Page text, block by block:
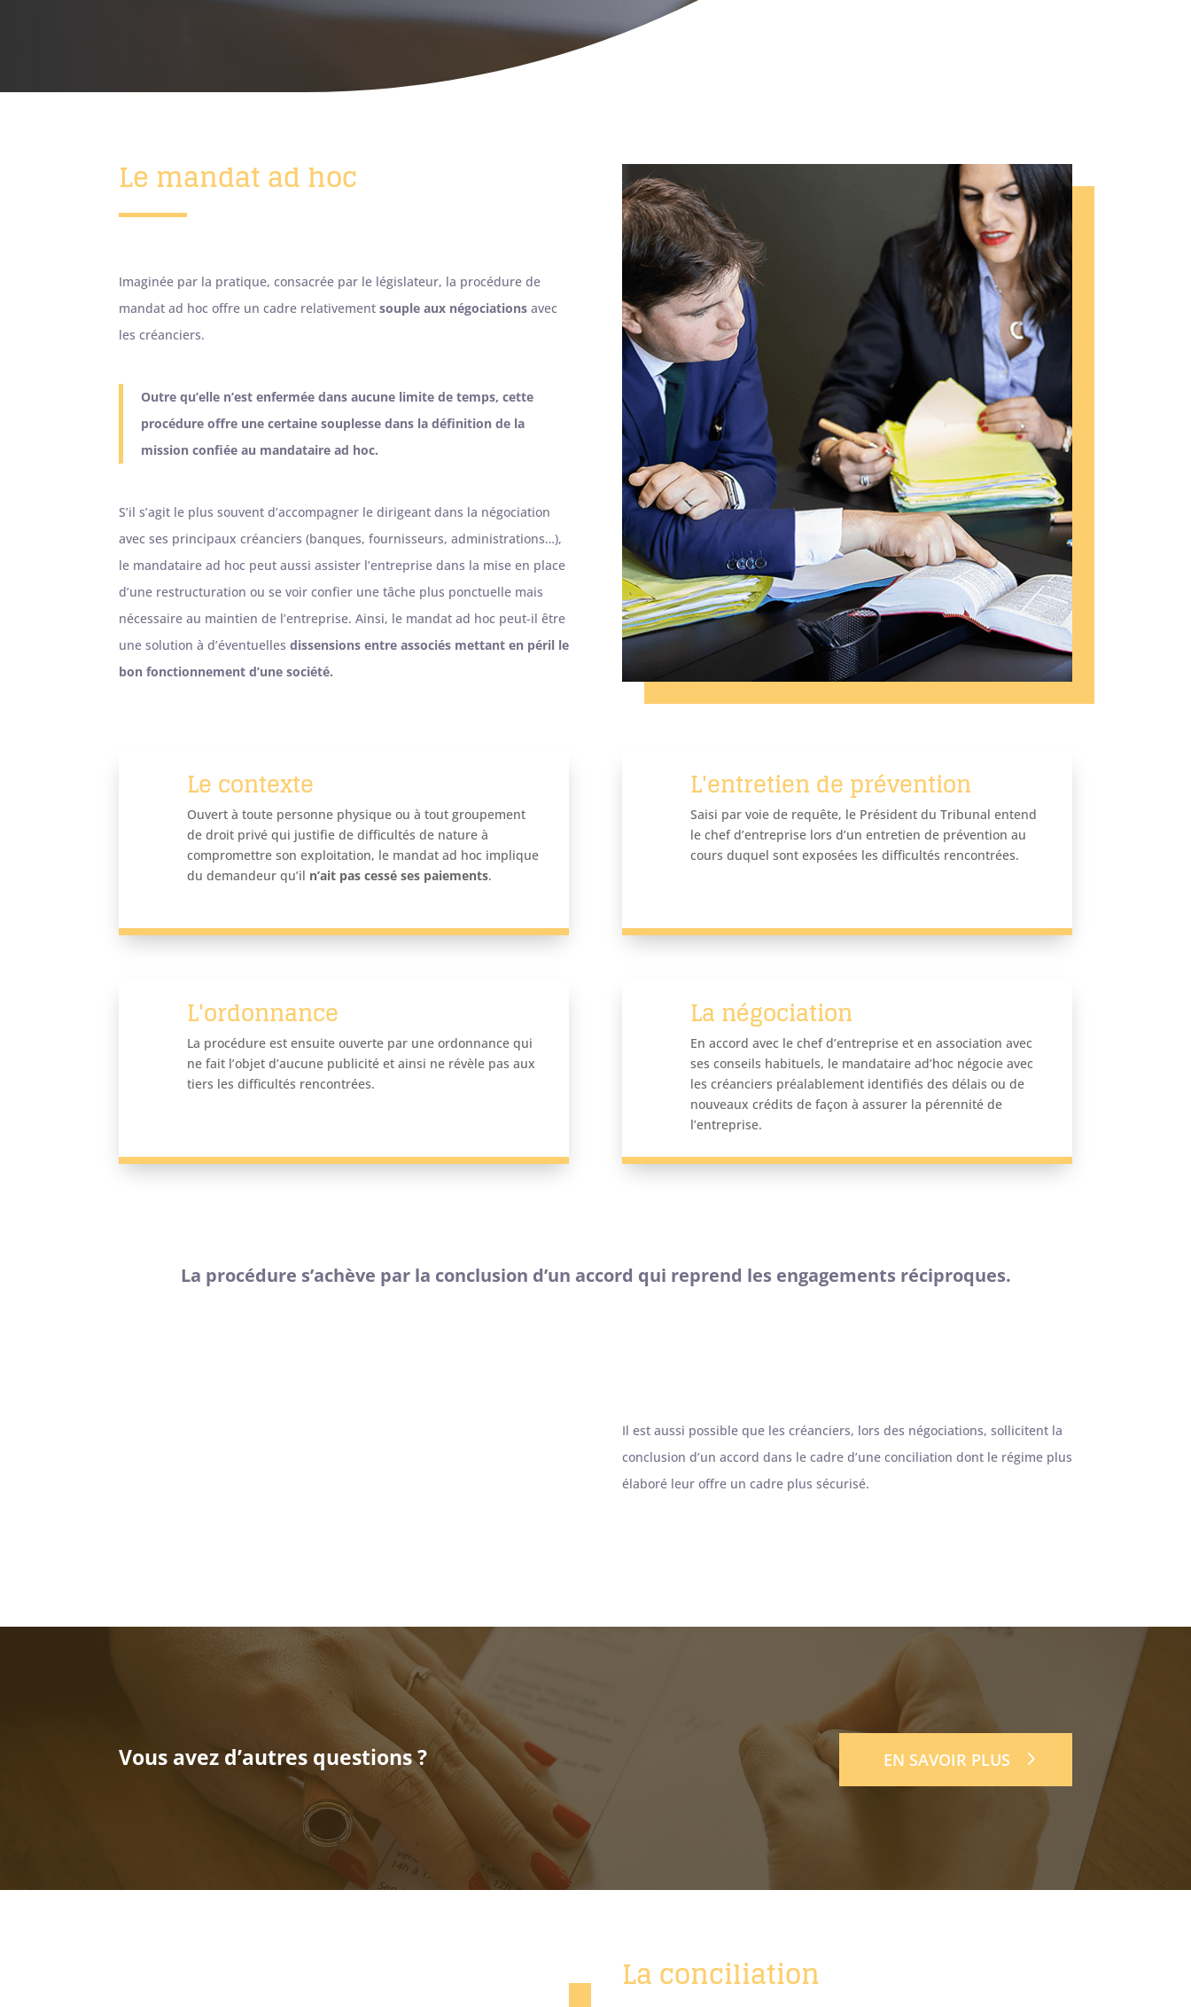
Le mandat ad hoc
Imaginée par la pratique, consacrée par le législateur, la procédure de
mandat ad hoc offre un cadre relativementsouple aux négociations avec
les créanciers.
Outre qu’elle n’est enfermée dans aucune limite de temps, cette
procédure offre une certaine souplesse dans la définition de la
mission confiée au mandataire ad hoc.
S’il s’agit le plus souvent d’accompagner le dirigeant dans la négociation
avec ses principaux créanciers (banques, fournisseurs, administrations…),
le mandataire ad hoc peut aussi assister l’entreprise dans la mise en place
d’une restructuration ou se voir confier une tâche plus ponctuelle mais
nécessaire au maintien de l’entreprise. Ainsi, le mandat ad hoc peut-il être
une solution à d’éventuellesdissensions entre associés mettant en péril le
bon fonctionnement d’une société.
Le contexte
Ouvert à toute personne physique ou à tout groupement
de droit privé qui justifie de difficultés de nature à
compromettre son exploitation, le mandat ad hoc implique
du demandeur qu’il n’ait pas cessé ses paiements.
L'ordonnance
La procédure est ensuite ouverte par une ordonnance qui
ne fait l’objet d’aucune publicité et ainsi ne révèle pas aux
tiers les difficultés rencontrées.
L'entretien de prévention
Saisi par voie de requête, le Président du Tribunal entend
le chef d’entreprise lors d’un entretien de prévention au
cours duquel sont exposées les difficultés rencontrées.
La négociation
En accord avec le chef d’entreprise et en association avec
ses conseils habituels, le mandataire ad’hoc négocie avec
les créanciers préalablement identifiés des délais ou de
nouveaux crédits de façon à assurer la pérennité de
l’entreprise.
La procédure s’achève par la conclusion d’un accord qui reprend les engagements réciproques.
Il est aussi possible que les créanciers, lors des négociations, sollicitent la
conclusion d’un accord dans le cadre d’une conciliation dont le régime plus
élaboré leur offre un cadre plus sécurisé.
Vous avez d’autres questions ? EN SAVOIR PLUS
La conciliation